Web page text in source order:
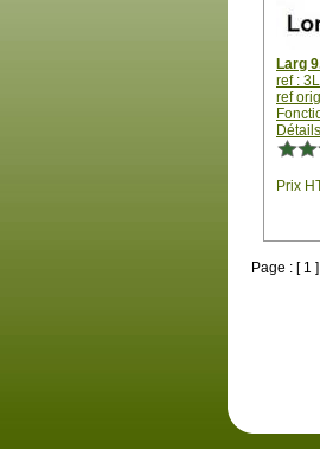
Larg
ref :
ref
Prix
Page : [ 1 ]